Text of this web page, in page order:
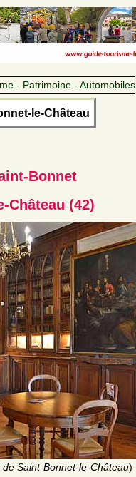
- Patrimoine - Automobiles
le-Château
Bonnet
Château (42)
Saint-Bonnet-le-Château)